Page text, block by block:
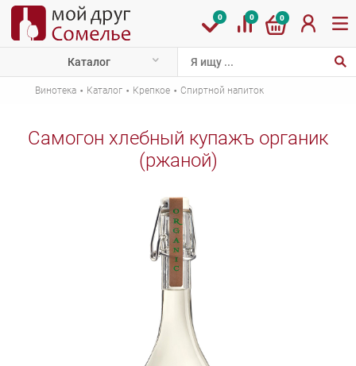
0 0 0
Каталог
Винотека · Каталог · Крепкое · Спиртной напиток
Самогон хлебный купажъ органик
(ржаной)